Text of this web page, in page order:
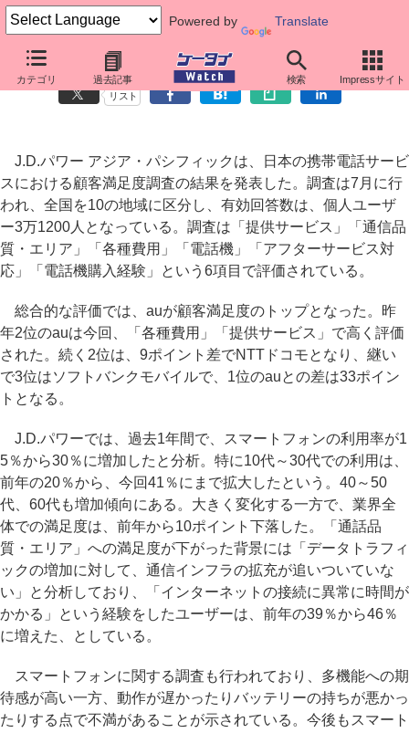
Powered by Translate
カテゴリ 過去記事 検索 Impressサイト
国内携帯サービスの満足度トップはau、全体の満足度は低下
リスト
J.D.パワー アジア・パシフィックは、日本の携帯電話サービ
スにおける顧客満足度調査の結果を発表した。調査は7月に行
われ、全国を10の地域に区分し、有効回答数は、個人ユーザ
ー3万1200人となっている。調査は「提供サービス」「通信品
質・エリア」「各種費用」「電話機」「アフターサービス対
応」「電話機購入経験」という6項目で評価されている。
総合的な評価では、auが顧客満足度のトップとなった。昨
年2位のauは今回、「各種費用」「提供サービス」で高く評価
された。続く2位は、9ポイント差でNTTドコモとなり、継い
で3位はソフトバンクモバイルで、1位のauとの差は33ポイン
トとなる。
J.D.パワーでは、過去1年間で、スマートフォンの利用率が1
5％から30％に増加したと分析。特に10代～30代での利用は、
前年の20％から、今回41％にまで拡大したという。40～50
代、60代も増加傾向にある。大きく変化する一方で、業界全
体での満足度は、前年から10ポイント下落した。「通話品
質・エリア」への満足度が下がった背景には「データトラフィ
ックの増加に対して、通信インフラの拡充が追いついていな
い」と分析しており、「インターネットの接続に異常に時間が
かかる」という経験をしたユーザーは、前年の39％から46％
に増えた、としている。
スマートフォンに関する調査も行われており、多機能への期
待感が高い一方、動作が遅かったりバッテリーの持ちが悪かっ
たりする点で不満があることが示されている。今後もスマート